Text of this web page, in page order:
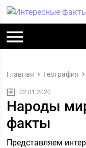
Главная География
02.01.2020
Народы
факты
Представляем